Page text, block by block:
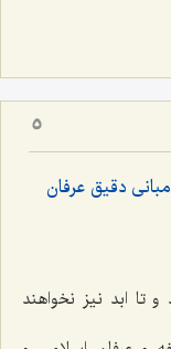
5
دقیق عرفان
تا ابد نيز نخواهند